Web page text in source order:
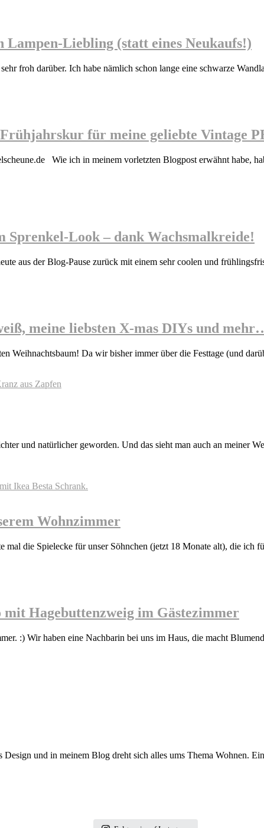
Liebling (statt eines Neukaufs!)
froh darüber. Ich habe nämlich schon lange eine schwarze
für meine geliebte Vintage
Wie ich in meinem vorletzten Blogpost erwähnt habe,
Sprenkel-Look – dank Wachsmalkreide!
aus der Blog-Pause zurück mit einem sehr coolen und
meine liebsten X-mas DIYs und
Weihnachtsbaum! Da wir bisher immer über die Festtage (und
und natürlicher geworden. Und das sieht man auch an meiner
Wohnzimmer
mal die Spielecke für unser Söhnchen (jetzt 18 Monate alt), die
Hagebuttenzweig im Gästezimmer
:) Wir haben eine Nachbarin bei uns im Haus, die macht
und in meinem Blog dreht sich alles ums Thema Wohnen.